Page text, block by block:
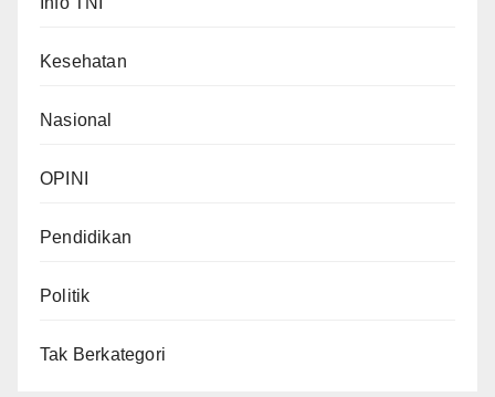
Kesehatan
Nasional
OPINI
Pendidikan
Politik
Tak Berkategori